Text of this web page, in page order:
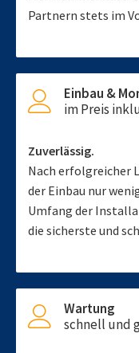
Partnern stets im
Einbau &
im Preis
Zuverlässig.
Nach erfolgreicher
der Einbau nur
Umfang der
die sicherste und
Wartung
schnell und